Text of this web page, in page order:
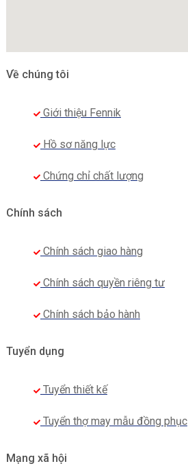
Về chúng tôi
Giới thiệu Fennik
Hồ sơ năng lực
Chứng chỉ chất lượng
Chính sách
Chính sách giao hàng
Chính sách quyền riêng tư
Chính sách bảo hành
Tuyển dụng
Tuyển thiết kế
Tuyển thợ may mẫu đồng phục
Mạng xã hội